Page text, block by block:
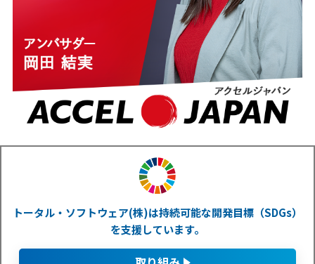
トータル・ソフトウェア(株)は持続可能な開発目標（SDGs）
を支援しています。